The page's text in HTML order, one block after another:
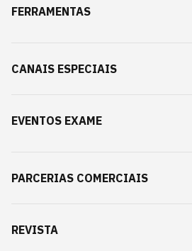
FERRAMENTAS
CANAIS ESPECIAIS
EVENTOS EXAME
PARCERIAS COMERCIAIS
REVISTA